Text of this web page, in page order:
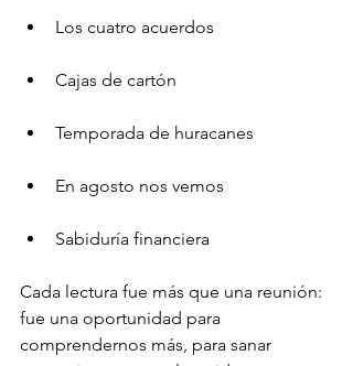
Los cuatro acuerdos
Cajas de cartón
Temporada de huracanes
En agosto nos vemos
Sabiduría financiera
Cada lectura fue más que una reunión:
fue una oportunidad para
comprendernos más, para sanar